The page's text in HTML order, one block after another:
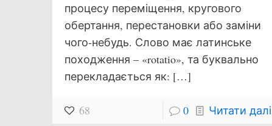
процесу переміщення, кругового
обертання, перестановки або заміни
чого-небудь. Слово має латинське
походження – «rotatio», та буквально
перекладається як: […]
68 0 Читати далі